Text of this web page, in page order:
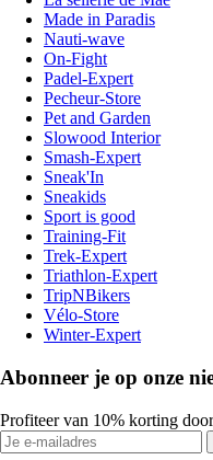
Made in Paradis
Nauti-wave
On-Fight
Padel-Expert
Pecheur-Store
Pet and Garden
Slowood Interior
Smash-Expert
Sneak'In
Sneakids
Sport is good
Training-Fit
Trek-Expert
Triathlon-Expert
TripNBikers
Vélo-Store
Winter-Expert
Abonneer je op onze
Profiteer van 10% korting